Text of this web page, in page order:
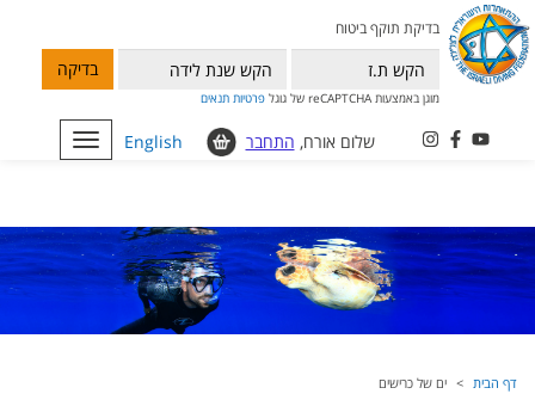
בדיקת תוקף ביטוח
בדיקה
מוגן באמצעות reCAPTCHA של גוגל פרטיות תנאים
Toggle
navigation
English שלום אורח, התחבר
דף הבית ים של כרישים